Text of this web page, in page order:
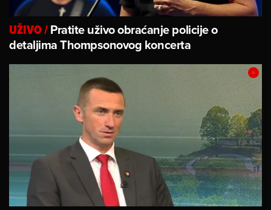
UŽIVO/Pratite uživo obraćanje policije o
detaljima Thompsonovog koncerta